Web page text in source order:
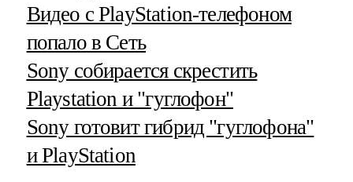
Видео с PlayStation-телефоном
попало в Сеть
Sony собирается скрестить
Playstation и "гуглофон"
Sony готовит гибрид "гуглофона"
и PlayStation